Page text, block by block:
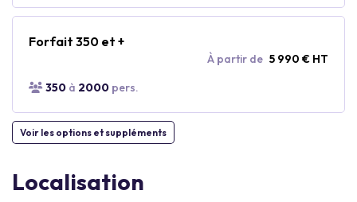
Forfait 350 et +
À partir de 5 990 € HT
350 à 2000 pers.
Voir les options et suppléments
Localisation